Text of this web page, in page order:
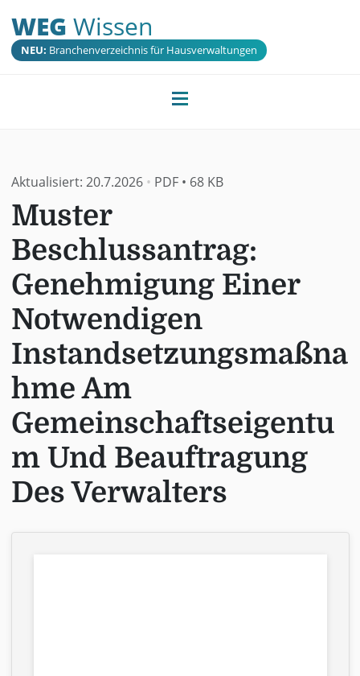
WEG Wissen
NEU: Branchenverzeichnis für Hausverwaltungen
Aktualisiert: 20.7.2026• PDF• 68 KB
Muster
Beschlussantrag:
Genehmigung Einer
Notwendigen
Instandsetzungsmaßna
hme Am
Gemeinschaftseigentu
m Und Beauftragung
Des Verwalters